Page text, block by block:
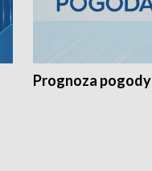
Prognoza pogody